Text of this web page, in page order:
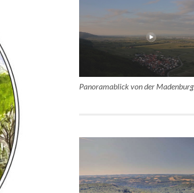
Panoramablick von der Madenburg